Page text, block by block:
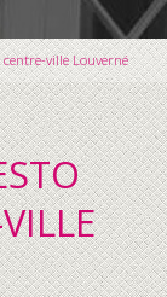
ville Louverné